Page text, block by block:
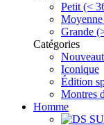
Petit (<
Grande
Catégories
Iconique
Édition
Montres
Homme